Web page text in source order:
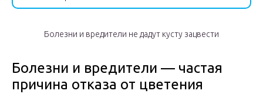
Болезни и вредители не дадут кусту зацвести
Болезни и вредители — частая
причина отказа от цветения